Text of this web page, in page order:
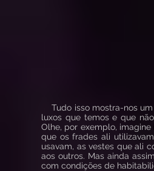
Tudo isso mostra-nos um
luxos que temos e que
Olhe, por exemplo,
que os frades ali
usavam, as vestes que ali
aos outros. Mas ainda
com condições de